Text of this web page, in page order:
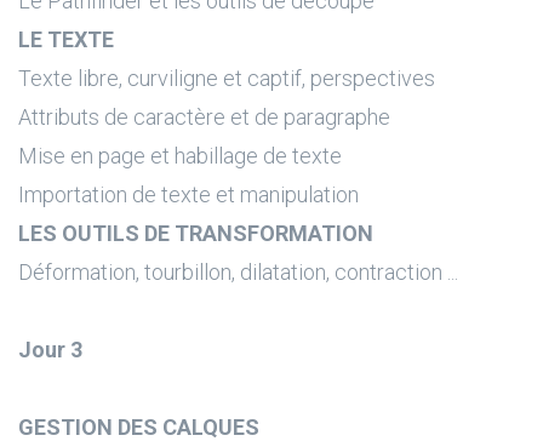
LE TEXTE
Texte libre, curviligne et captif, perspectives
Attributs de caractère et de paragraphe
Mise en page et habillage de texte
Importation de texte et manipulation
LES OUTILS DE TRANSFORMATION
Déformation, tourbillon, dilatation, contraction ...
Jour 3
GESTION DES CALQUES